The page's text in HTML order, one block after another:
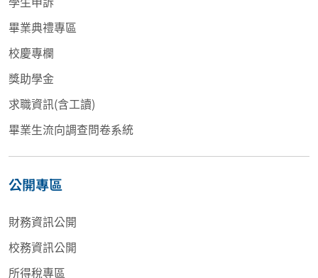
畢業典禮專區
校慶專欄
獎助學金
求職資訊(含工讀)
畢業生流向調查問卷系統
公開專區
財務資訊公開
校務資訊公開
所得稅專區